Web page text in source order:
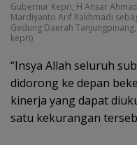
Gubernur Kepri, H Ansar
Mardiyanto Arif Rakhmadi
Gedung Daerah
kepri)
“Insya Allah seluruh
didorong ke depan
kinerja yang dapat
satu kekurangan